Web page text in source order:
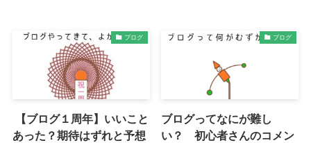
ブログ
【ブログ１周年】いいこと
あった？期待はずれと予想
ブログ
ブログってなにが難し
い？ 初心者さんのコメン